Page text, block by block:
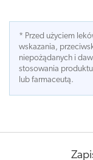
* Przed użyciem
wskazania,
niepożądanych i
stosowania
lub farmaceutą.